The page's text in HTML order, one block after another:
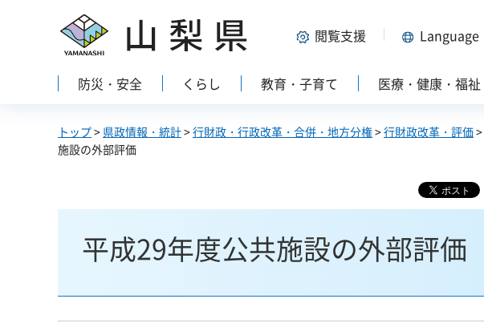
山梨県 閲覧支援 Language
防災・安全 くらし 教育・子育て 医療・健康・福祉
トップ> 県政情報・統計>行財政・行政改革・合併・地方分権>行財政改革・評価>
施設の外部評価
平成29年度公共施設の外部評価